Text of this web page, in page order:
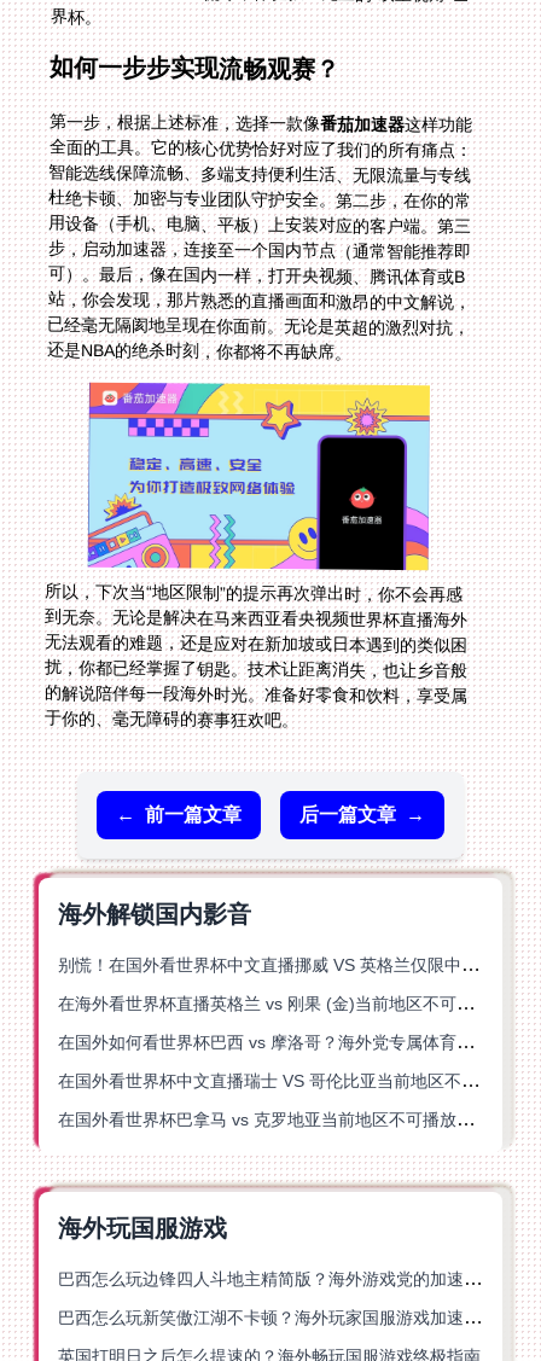
界杯。
如何一步步实现流畅观赛？
第一步，根据上述标准，选择一款像番茄加速器这样功能
全面的工具。它的核心优势恰好对应了我们的所有痛点：
智能选线保障流畅、多端支持便利生活、无限流量与专线
杜绝卡顿、加密与专业团队守护安全。第二步，在你的常
用设备（手机、电脑、平板）上安装对应的客户端。第三
步，启动加速器，连接至一个国内节点（通常智能推荐即
可）。最后，像在国内一样，打开央视频、腾讯体育或B
站，你会发现，那片熟悉的直播画面和激昂的中文解说，
已经毫无隔阂地呈现在你面前。无论是英超的激烈对抗，
还是NBA的绝杀时刻，你都将不再缺席。
所以，下次当“地区限制”的提示再次弹出时，你不会再感
到无奈。无论是解决在马来西亚看央视频世界杯直播海外
无法观看的难题，还是应对在新加坡或日本遇到的类似困
扰，你都已经掌握了钥匙。技术让距离消失，也让乡音般
的解说陪伴每一段海外时光。准备好零食和饮料，享受属
于你的、毫无障碍的赛事狂欢吧。
← 前一篇文章 后一篇文章 →
海外解锁国内影音
别慌！在国外看世界杯中文直播挪威 VS 英格兰仅限中国大陆？这篇指南帮你搞定
在海外看世界杯直播英格兰 vs 刚果 (金)当前地区不可播放？这篇指南帮你突破所有限制
在国外如何看世界杯巴西 vs 摩洛哥？海外党专属体育观赛指南来了
在国外看世界杯中文直播瑞士 VS 哥伦比亚当前地区不可播放？这篇指南帮你搞定
在国外看世界杯巴拿马 vs 克罗地亚当前地区不可播放？这篇指南帮你轻松解决海外体育直播难题
海外玩国服游戏
巴西怎么玩边锋四人斗地主精简版？海外游戏党的加速器终极选择
巴西怎么玩新笑傲江湖不卡顿？海外玩家国服游戏加速终极指南（附猫和老鼠一梦江湖实测）
英国打明日之后怎么提速的？海外畅玩国服游戏终极指南